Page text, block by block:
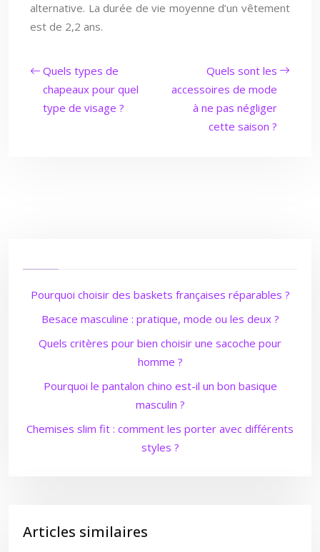
alternative. La durée de vie moyenne d’un vêtement
est de 2,2 ans.
Quels types de
chapeaux pour quel
type de visage ?
Quels sont les
accessoires de mode
à ne pas négliger
cette saison ?
Pourquoi choisir des baskets françaises réparables ?
Besace masculine : pratique, mode ou les deux ?
Quels critères pour bien choisir une sacoche pour
homme ?
Pourquoi le pantalon chino est-il un bon basique
masculin ?
Chemises slim fit : comment les porter avec différents
styles ?
Articles similaires